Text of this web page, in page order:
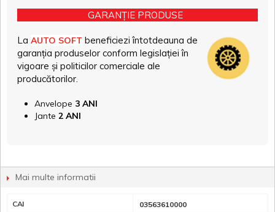
GARANȚIE PRODUSE
La AUTO SOFT beneficiezi întotdeauna de
garanția produselor conform legislației în
vigoare și politicilor comerciale ale
producătorilor.
Anvelope 3 ANI
Jante 2 ANI
Mai multe informatii
CAI 03563610000